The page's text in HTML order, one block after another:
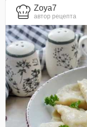
Zoya7
автор рецепта